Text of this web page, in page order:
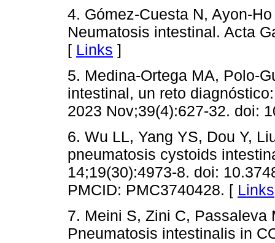
4. Gómez-Cuesta N, Ayon-
Neumatosis intestinal. Acta
[ Links ]
5. Medina-Ortega MA, Polo-
intestinal, un reto
2023 Nov;39(4):627-32. doi:
6. Wu LL, Yang YS, Dou Y,
pneumatosis cystoids
14;19(30):4973-8. doi:
PMCID: PMC3740428. [ Links
7. Meini S, Zini C, Passaleva
Pneumatosis intestinalis in